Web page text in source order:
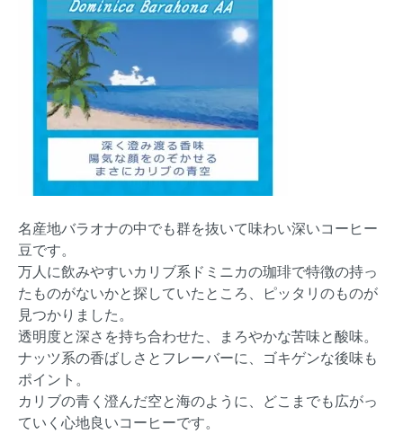
名産地バラオナの中でも群を抜いて味わい深いコーヒー
豆です。
万人に飲みやすいカリブ系ドミニカの珈琲で特徴の持っ
たものがないかと探していたところ、ピッタリのものが
見つかりました。
透明度と深さを持ち合わせた、まろやかな苦味と酸味。
ナッツ系の香ばしさとフレーバーに、ゴキゲンな後味も
ポイント。
カリブの青く澄んだ空と海のように、どこまでも広がっ
ていく心地良いコーヒーです。